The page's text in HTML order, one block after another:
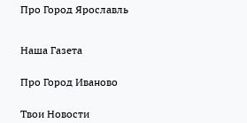
Про Город Ярославль
Наша Газета
Про Город Иваново
Твои Новости